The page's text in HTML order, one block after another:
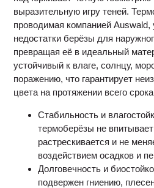
выразительную игру теней.
проводимая компанией Auswald,
недостатки берёзы для
превращая её в идеальный
устойчивый к влаге, солнцу,
поражению, что гарантирует
цвета на протяжении всего
Стабильность и
термоберёзы не
растрескивается и не
воздействием осадков и
Долговечность и
подвержен гниению,